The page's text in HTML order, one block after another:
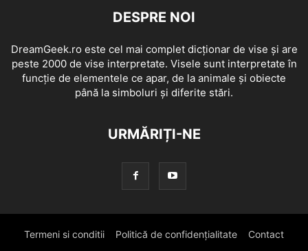
DESPRE NOI
DreamGeek.ro este cel mai complet dicționar de vise și are
peste 2000 de vise interpretate. Visele sunt interpretate în
funcție de elementele ce apar, de la animale și obiecte
până la simboluri și diferite stări.
URMĂRIȚI-NE
Termeni si conditii Politică de confidențialitate Contact